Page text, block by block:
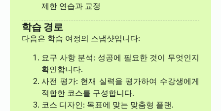
제한 연습과 교정
학습 경로
다음은 학습 여정의 스냅샷입니다:
요구 사항 분석: 성공에 필요한 것이 무엇인지
확인합니다.
사전 평가: 현재 실력을 평가하여 수강생에게
적합한 코스를 구성합니다.
코스 디자인: 목표에 맞는 맞춤형 플랜.